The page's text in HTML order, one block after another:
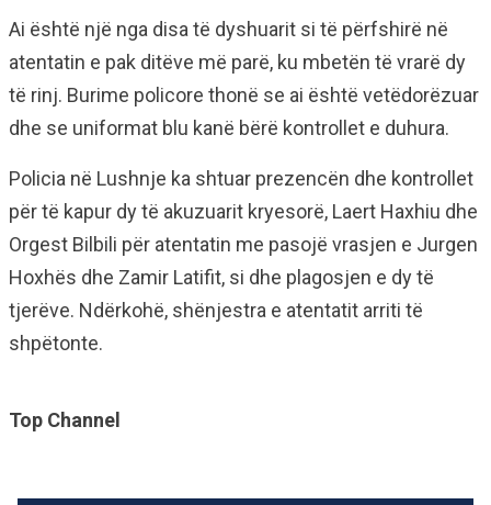
Ai është një nga disa të dyshuarit si të përfshirë në
atentatin e pak ditëve më parë, ku mbetën të vrarë dy
të rinj. Burime policore thonë se ai është vetëdorëzuar
dhe se uniformat blu kanë bërë kontrollet e duhura.
Policia në Lushnje ka shtuar prezencën dhe kontrollet
për të kapur dy të akuzuarit kryesorë, Laert Haxhiu dhe
Orgest Bilbili për atentatin me pasojë vrasjen e Jurgen
Hoxhës dhe Zamir Latifit, si dhe plagosjen e dy të
tjerëve. Ndërkohë, shënjestra e atentatit arriti të
shpëtonte.
Top Channel